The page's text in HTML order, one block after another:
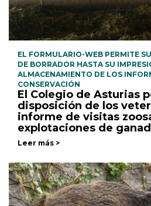
EL FORMULARIO-WEB PERMITE
DE BORRADOR HASTA SU
ALMACENAMIENTO DE LOS
CONSERVACIÓN
El Colegio de Asturias
disposición de los
informe de visitas
explotaciones de
Leer más >